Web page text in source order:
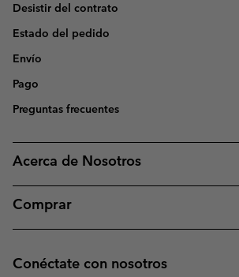
Desistir del contrato
Estado del pedido
Envío
Pago
Preguntas frecuentes
Acerca de Nosotros
Comprar
Conéctate con nosotros